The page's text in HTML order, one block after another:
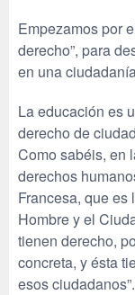
Empezamos por
derecho”, para
en una
La educación es
derecho de
Como sabéis, en
derechos
Francesa, que
Hombre y el
tienen derecho,
concreta, y ésta
esos ciudadanos”.